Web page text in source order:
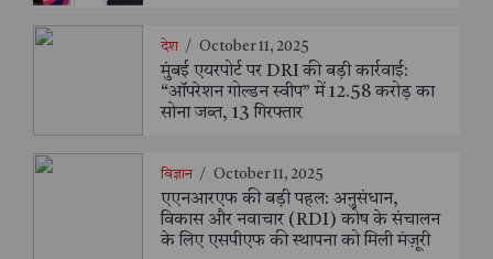
देश / October 11, 2025
मुंबई एयरपोर्ट पर DRI की बड़ी कार्रवाई:
“ऑपरेशन गोल्डन स्वीप” में 12.58 करोड़ का
सोना जब्त, 13 गिरफ्तार
विज्ञान / October 11, 2025
एएनआरएफ की बड़ी पहल: अनुसंधान,
विकास और नवाचार (RDI) कोष के संचालन
के लिए एसपीएफ की स्थापना को मिली मंज़ूरी